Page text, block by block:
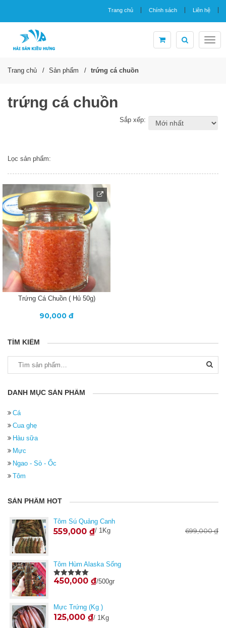
Trang chủ Chính sách Liên hệ
Trang chủ Sản phẩm trứng cá chuồn
trứng cá chuồn
Sắp xếp:
Lọc sản phẩm:
Trứng Cá Chuồn ( Hủ 50g)
90,000 đ
TÌM KIẾM
kiếm:
DANH MỤC SẢN PHẨM
Cá
Cua ghẹ
Hàu sữa
Mực
Ngao - Sò - Ốc
Tôm
SẢN PHẨM HOT
Tôm Sú Quảng Canh
699,000₫
559,000 ₫/ 1Kg
Tôm Hùm Alaska Sống
Được xếp
450,000 ₫/500gr
Mực Trứng (Kg )
125,000 ₫/ 1Kg